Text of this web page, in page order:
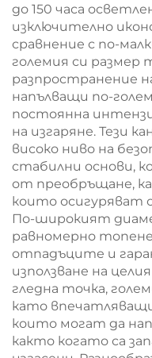
до 150 часа
изключително
сравнение с по-
големия си размер
разпространение
напълващи по-
постоянна
на изгаряне. Тези
високо ниво на
стабилни основи,
от преобръщане,
които осигуряват
По-широкият
равномерно топене
отпадъците и
използване на
гледна точка,
като
които могат да
както когато са